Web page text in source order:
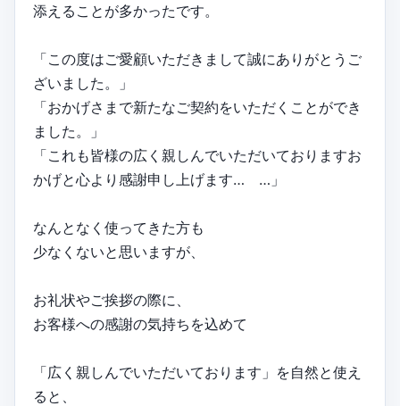
添えることが多かったです。
「この度はご愛顧いただきまして誠にありがとうご
ざいました。」
「おかげさまで新たなご契約をいただくことができ
ました。」
「これも皆様の広く親しんでいただいておりますお
かげと心より感謝申し上げます… …」
なんとなく使ってきた方も
少なくないと思いますが、
お礼状やご挨拶の際に、
お客様への感謝の気持ちを込めて
「広く親しんでいただいております」を自然と使え
ると、